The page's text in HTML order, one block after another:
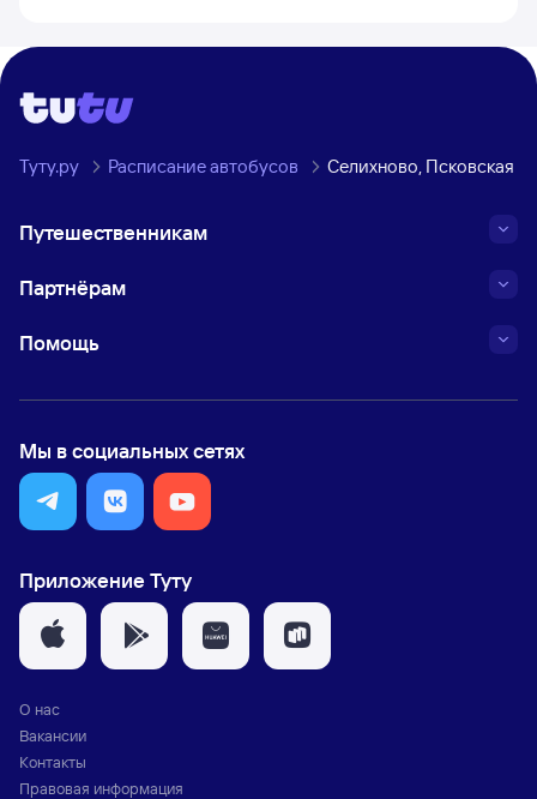
Туту.ру Расписание автобусов Селихново, Псковская
Путешественникам
Партнёрам
Помощь
Мы в социальных сетях
Приложение Туту
О нас
Вакансии
Контакты
Правовая информация